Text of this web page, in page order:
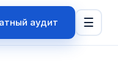
аудит ☰